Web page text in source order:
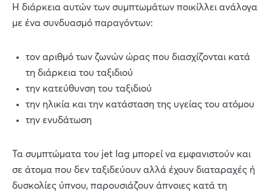
Η διάρκεια αυτών των συμπτωμάτων ποικίλλει ανάλογα
με ένα συνδυασμό παραγόντων:
τον αριθμό των ζωνών ώρας που διασχίζονται κατά
τη διάρκεια του ταξιδιού
την κατεύθυνση του ταξιδιού
την ηλικία και την κατάσταση της υγείας του ατόμου
την ενυδάτωση
Τα συμπτώματα του jet lag μπορεί να εμφανιστούν και
σε άτομα που δεν ταξιδεύουν αλλά έχουν διαταραχές ή
δυσκολίες ύπνου, παρουσιάζουν άπνοιες κατά τη